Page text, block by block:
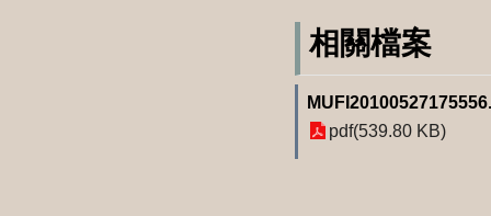
相關檔案
pdf(539.80 KB)